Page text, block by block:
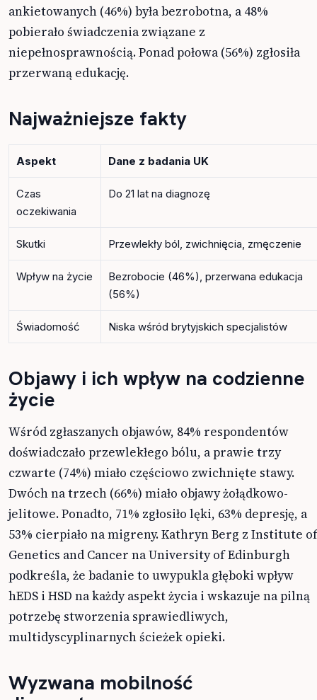
ankietowanych (46%) była bezrobotna, a 48%
pobierało świadczenia związane z
niepełnosprawnością. Ponad połowa (56%) zgłosiła
przerwaną edukację.
Najważniejsze fakty
Aspekt Dane z badania UK
Czas
oczekiwania
Do 21 lat na diagnozę
Skutki Przewlekły ból, zwichnięcia, zmęczenie
Wpływ na życie
Bezrobocie (46%), przerwana edukacja
(56%)
Świadomość Niska wśród brytyjskich specjalistów
Objawy i ich wpływ na codzienne
życie
Wśród zgłaszanych objawów, 84% respondentów
doświadczało przewlekłego bólu, a prawie trzy
czwarte (74%) miało częściowo zwichnięte stawy.
Dwóch na trzech (66%) miało objawy żołądkowo-
jelitowe. Ponadto, 71% zgłosiło lęki, 63% depresję, a
53% cierpiało na migreny. Kathryn Berg z Institute of
Genetics and Cancer na University of Edinburgh
podkreśla, że badanie to uwypukla głęboki wpływ
hEDS i HSD na każdy aspekt życia i wskazuje na pilną
potrzebę stworzenia sprawiedliwych,
multidyscyplinarnych ścieżek opieki.
Wyzwana mobilność